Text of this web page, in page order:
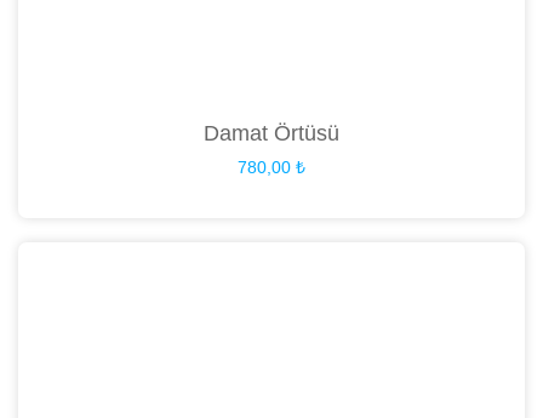
Damat Örtüsü
780,00 ₺